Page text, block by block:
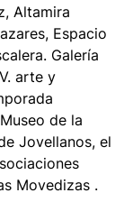
Altamira
Espacio
Galería
arte y
de la
Jovellanos, el
Movedizas .